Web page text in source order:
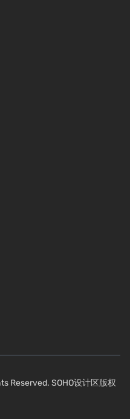
Reserved. SOHO设计区版权